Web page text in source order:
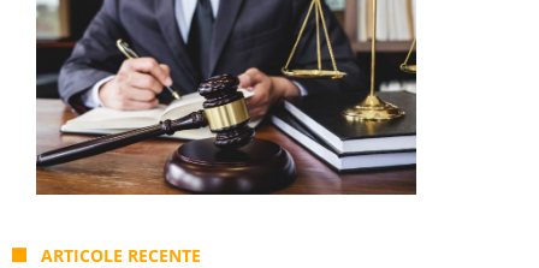
ARTICOLE RECENTE